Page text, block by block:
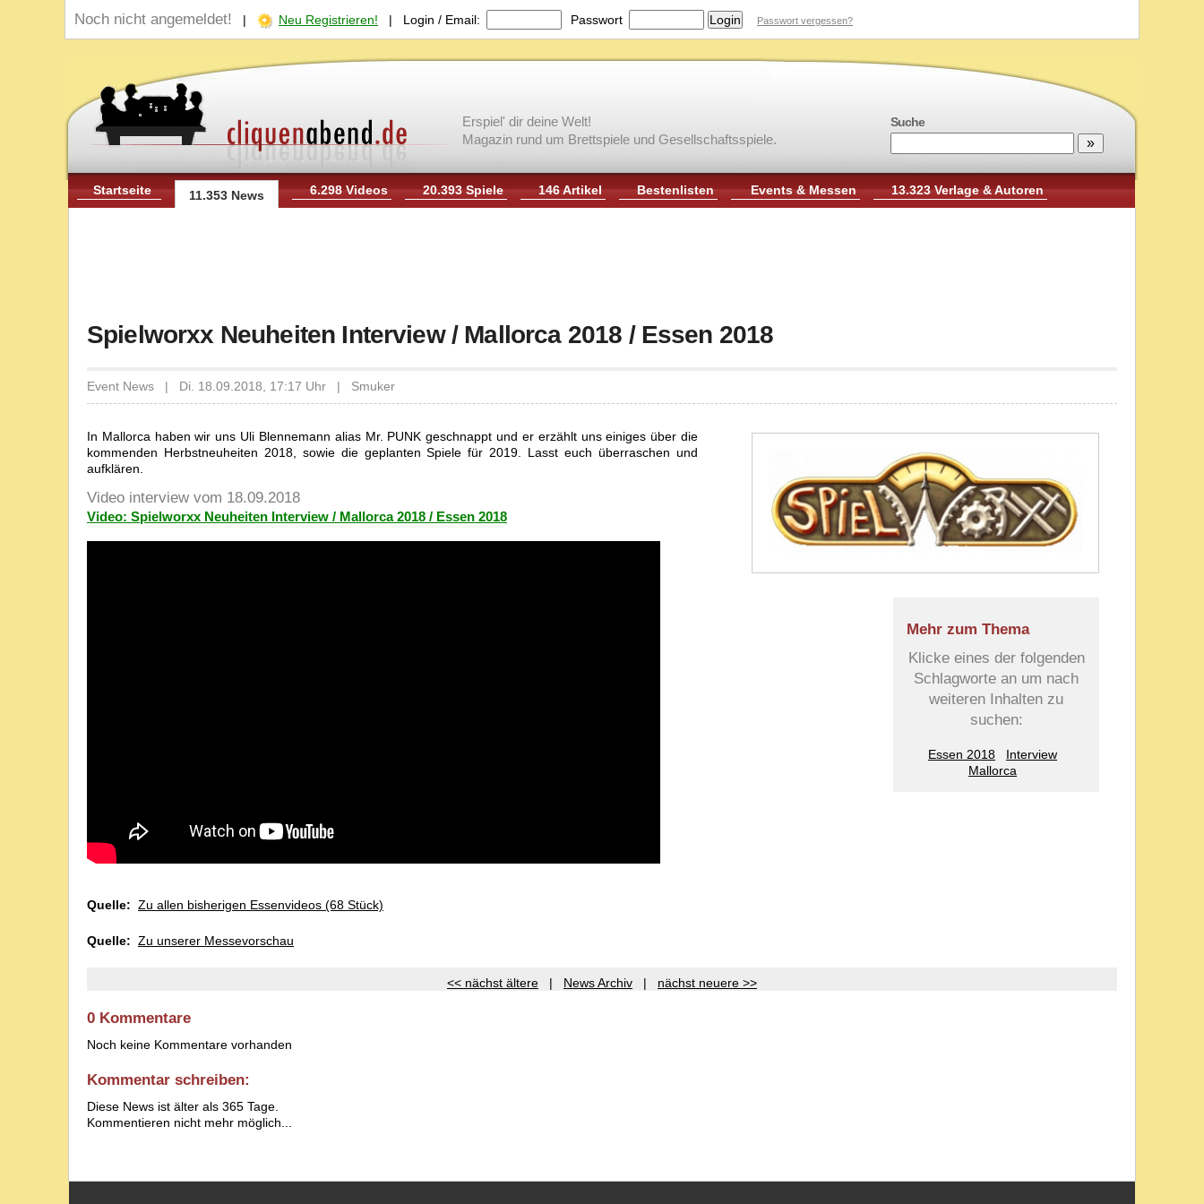
Noch nicht angemeldet! | Neu Registrieren! | Login / Email: Passwort Passwort vergessen?
Suche
Erspiel' dir deine Welt!
Magazin rund um Brettspiele und Gesellschaftsspiele.
Startseite 11.353 News 6.298 Videos 20.393 Spiele 146 Artikel Bestenlisten Events & Messen 13.323 Verlage & Autoren
Spielworxx Neuheiten Interview / Mallorca 2018 / Essen 2018
Event News | Di. 18.09.2018, 17:17 Uhr | Smuker
Mehr zum Thema
Klicke eines der folgenden
Schlagworte an um nach
weiteren Inhalten zu
suchen:
Essen 2018
Interview
Mallorca
In Mallorca haben wir uns Uli Blennemann alias Mr. PUNK geschnappt und er erzählt uns einiges über die
kommenden Herbstneuheiten 2018, sowie die geplanten Spiele für 2019. Lasst euch überraschen und
aufklären.
Video interview vom 18.09.2018
Video: Spielworxx Neuheiten Interview / Mallorca 2018 / Essen 2018
Quelle: Zu allen bisherigen Essenvideos (68 Stück)
Quelle: Zu unserer Messevorschau
<< nächst ältere | News Archiv | nächst neuere >>
0 Kommentare
Noch keine Kommentare vorhanden
Kommentar schreiben:
Diese News ist älter als 365 Tage.
Kommentieren nicht mehr möglich...